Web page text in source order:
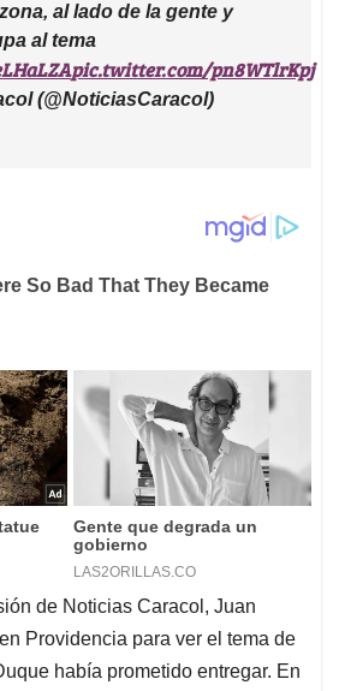
al lado de la gente y
al tema
pic.twitter.com/pn8WTlrKpj
(@NoticiasCaracol)
de Noticias Caracol, Juan
Providencia para ver el tema de
había prometido entregar. En